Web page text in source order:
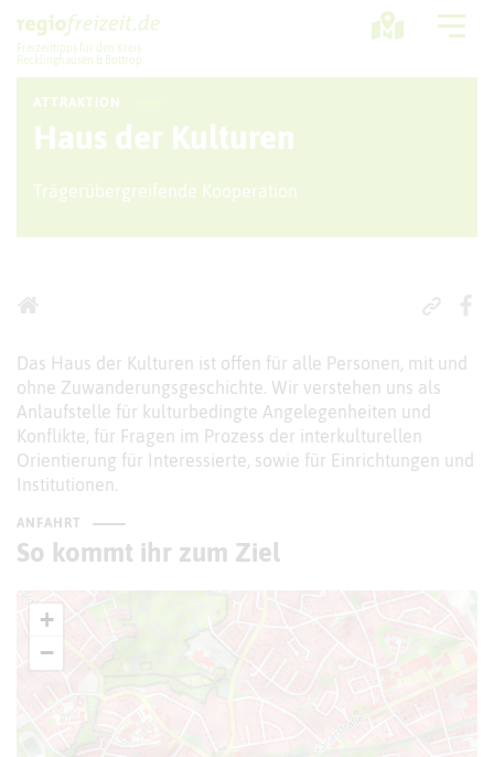
Freizeittipps für den Kreis
Recklinghausen & Bottrop
ATTRAKTION
Haus der Kulturen
Trägerübergreifende Kooperation
Das Haus der Kulturen ist offen für alle Personen, mit und
ohne Zuwanderungsgeschichte. Wir verstehen uns als
Anlaufstelle für kulturbedingte Angelegenheiten und
Konflikte, für Fragen im Prozess der interkulturellen
Orientierung für Interessierte, sowie für Einrichtungen und
Institutionen.
ANFAHRT
So kommt ihr zum Ziel
+
−